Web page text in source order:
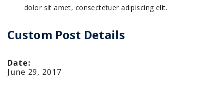
dolor sit amet, consectetuer adipiscing elit.
Custom Post Details
Date:
June 29, 2017